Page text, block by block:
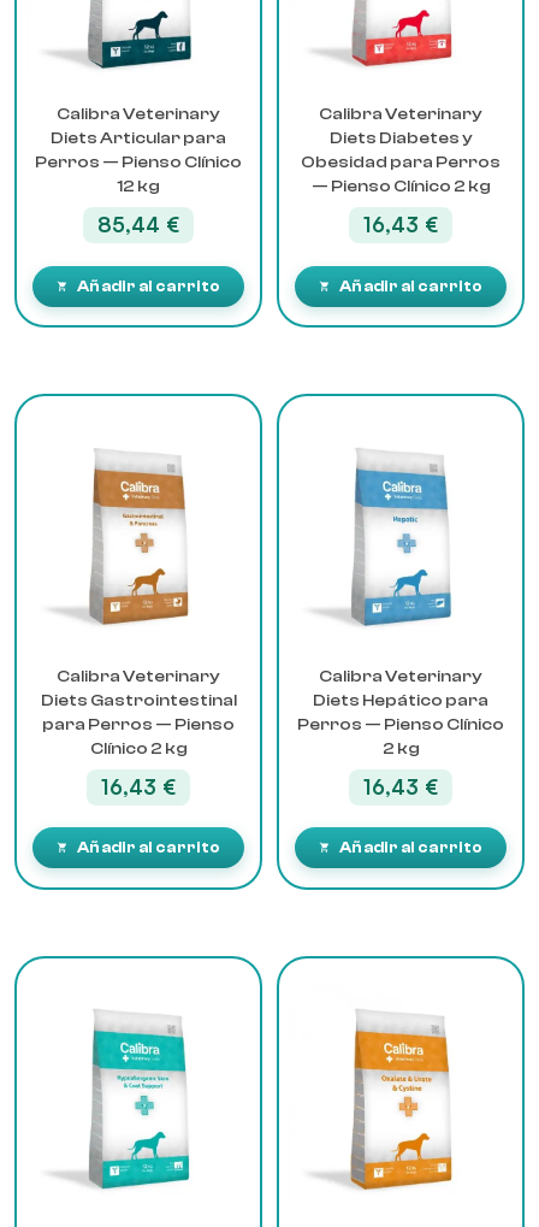
Calibra Veterinary
Diets Articular para
Perros — Pienso Clínico
12 kg
85,44 €
Añadir al carrito
Calibra Veterinary
Diets Diabetes y
Obesidad para Perros
— Pienso Clínico 2 kg
16,43 €
Añadir al carrito
Calibra Veterinary
Diets Gastrointestinal
para Perros — Pienso
Clínico 2 kg
16,43 €
Añadir al carrito
Calibra Veterinary
Diets Hepático para
Perros — Pienso Clínico
2 kg
16,43 €
Añadir al carrito